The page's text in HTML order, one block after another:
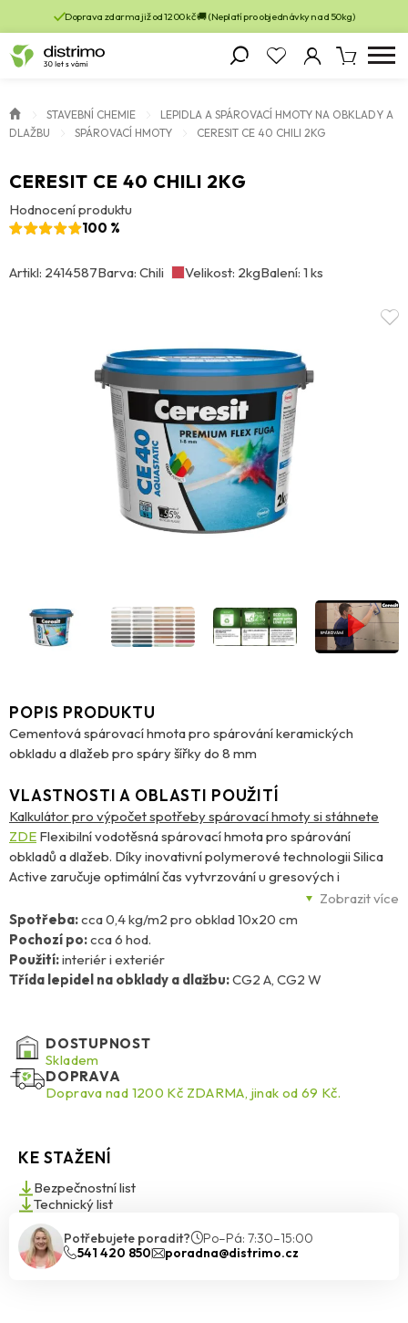
Doprava zdarma již od 1200 kč 🚚 (Neplatí pro objednávky nad 50kg)
STAVEBNÍ CHEMIE
LEPIDLA A SPÁROVACÍ HMOTY NA OBKLADY A
DLAŽBU
SPÁROVACÍ HMOTY CERESIT CE 40 CHILI 2KG
CERESIT CE 40 CHILI 2KG
Hodnocení produktu
100 %
Artikl: 2414587Barva: Chili Velikost: 2kgBalení: 1 ks
POPIS PRODUKTU
Cementová spárovací hmota pro spárování keramických
obkladu a dlažeb pro spáry šířky do 8 mm
Zobrazit více
VLASTNOSTI A OBLASTI POUŽITÍ
Kalkulátor pro výpočet spotřeby spárovací hmoty si stáhnete
ZDE Flexibilní vodotěsná spárovací hmota pro spárování
obkladů a dlažeb. Díky inovativní polymerové technologii Silica
Active zaručuje optimální čas vytvrzování u gresových i
keramických dlažeb a dokonalou stálost a intenzitu barev bez
výkvětů. Navíc zvýšená odolnost vůči poškrábání a vzniku prasklin
zaručuje dlouhodobou životnost spáry a ve spojení s Trojitou
ochranou MicroProtect je navíc účinně chráněna proti houbám a
plísním.
Spotřeba:cca 0,4 kg/m2 pro obklad 10x20 cm
Pochozí po:cca 6 hod.
Použití:interiér i exteriér
Třída lepidel na obklady a dlažbu:CG2 A, CG2 W
DOSTUPNOST
Skladem
DOPRAVA
Doprava nad 1200 Kč ZDARMA, jinak od 69 Kč.
KE STAŽENÍ
Bezpečnostní list
Technický list
Potřebujete poradit?
Po–Pá: 7:30–15:00
541 420 850
poradna@distrimo.cz